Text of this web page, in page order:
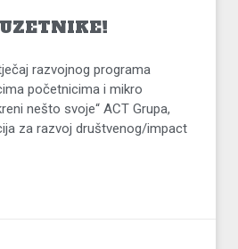
razvojnog programa
početnicima i mikro
nešto svoje“ ACT Grupa,
za razvoj društvenog/impact